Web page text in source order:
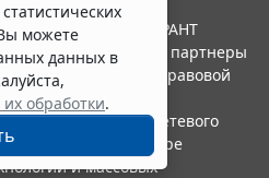
можете
данных в
обработки.
2026. Система ГАРАНТ
"Гарант" и ее партнеры
ассоциации правовой
в качестве сетевого
по надзору в сфере
и массовых